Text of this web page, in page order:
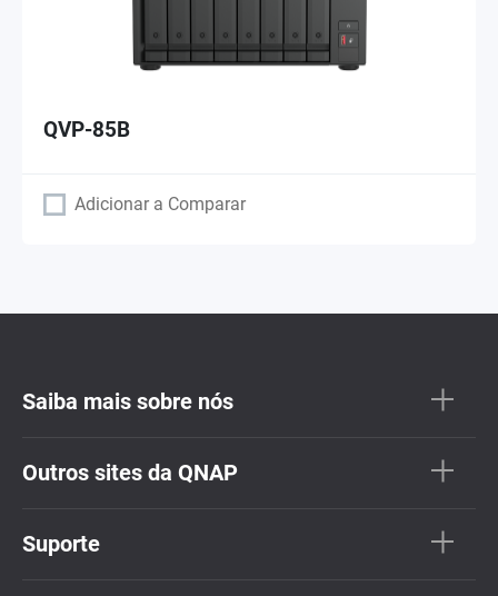
QVP-85B
Adicionar a Comparar
Saiba mais sobre nós
Outros sites da QNAP
Suporte